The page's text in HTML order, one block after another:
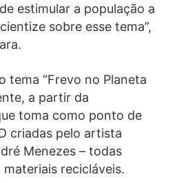
estimular a população a
sobre esse tema”,
tema “Frevo no Planeta
a partir da
toma como ponto de
criadas pelo artista
Menezes – todas
recicláveis.